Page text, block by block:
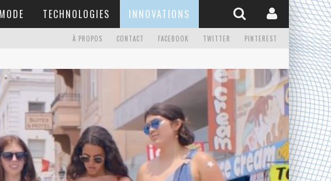
MODE TECHNOLOGIES INNOVATIONS
À PROPOS CONTACT FACEBOOK TWITTER PINTEREST